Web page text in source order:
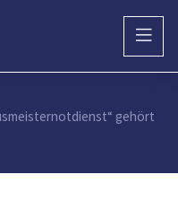
gehört